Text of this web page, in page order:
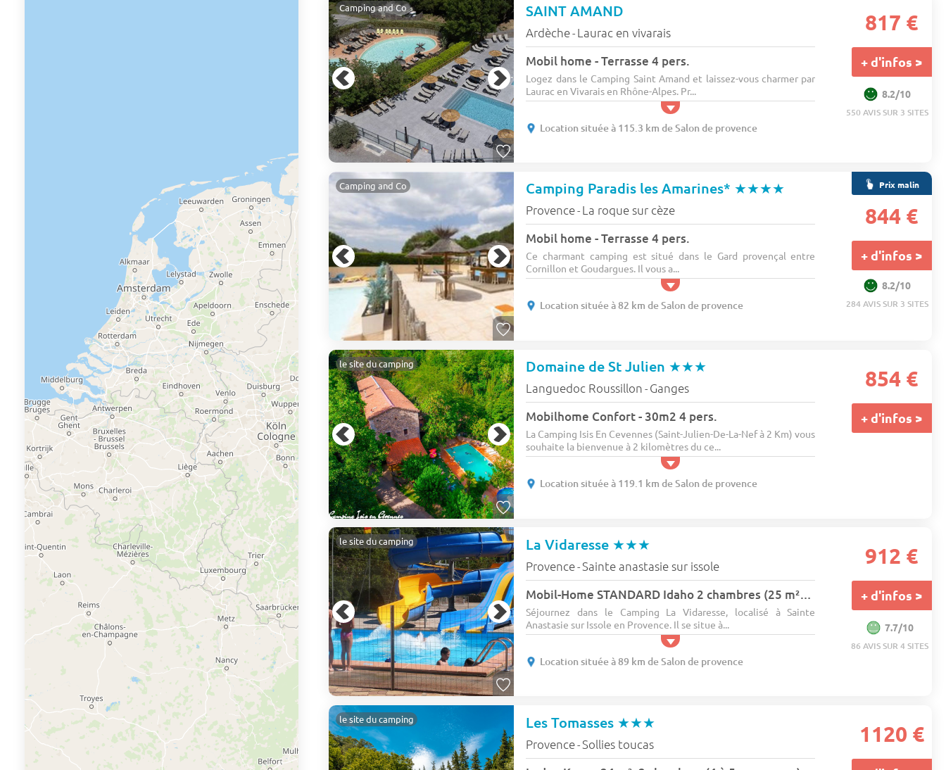
Camping and Co SAINT AMAND
Ardèche- Laurac en vivarais
Mobil home - Terrasse 4 pers.
Logez dans le Camping Saint Amand et laissez-vous charmer par
Laurac en Vivarais en Rhône-Alpes. Pr...
Location située à 115.3 km de Salon de provence
817 €
+ d'infos >
8.2/10
550 AVIS SUR 3 SITES
Camping and Co Camping Paradis les Amarines* ★★★★
Provence- La roque sur cèze
Mobil home - Terrasse 4 pers.
Ce charmant camping est situé dans le Gard provençal entre
Cornillon et Goudargues. Il vous a...
Location située à 82 km de Salon de provence
Prix malin
844 €
+ d'infos >
8.2/10
284 AVIS SUR 3 SITES
le site du camping Domaine de St Julien ★★★
Languedoc Roussillon - Ganges
Mobilhome Confort - 30m2 4 pers.
La Camping Isis En Cevennes (Saint-Julien-De-La-Nef à 2 Km) vous
souhaite la bienvenue à 2 kilomètres du ce...
Location située à 119.1 km de Salon de provence
854 €
+ d'infos >
le site du camping La Vidaresse ★★★
Provence-Sainte anastasie sur issole
Mobil-Home STANDARD Idaho 2 chambres (25 m²) 4 pers.
Séjournez dans le Camping La Vidaresse, localisé à Sainte
Anastasie sur Issole en Provence. Il se situe à...
Location située à 89 km de Salon de provence
912 €
+ d'infos >
7.7/10
86 AVIS SUR 4 SITES
le site du camping Les Tomasses ★★★
Provence-Sollies toucas 1120 €